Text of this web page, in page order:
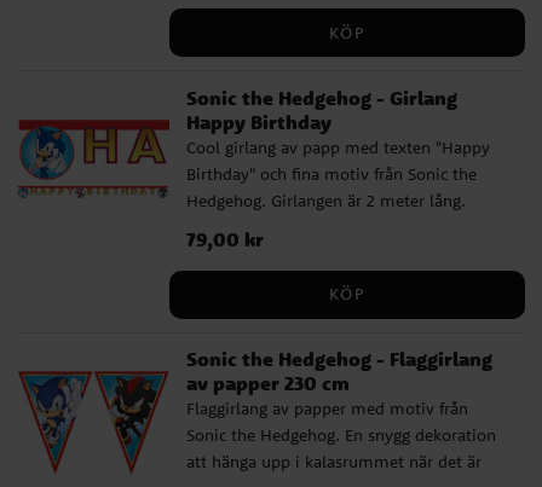
KÖP
Sonic the Hedgehog - Girlang
Happy Birthday
Cool girlang av papp med texten "Happy
Birthday" och fina motiv från Sonic the
Hedgehog. Girlangen är 2 meter lång.
Pris:79,00 kr
79,00 kr
KÖP
Sonic the Hedgehog - Flaggirlang
av papper 230 cm
Flaggirlang av papper med motiv från
Sonic the Hedgehog. En snygg dekoration
att hänga upp i kalasrummet när det är